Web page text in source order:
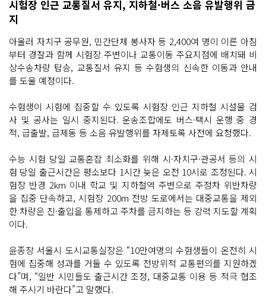
시험장 인근 교통질서 유지, 지하철·버스 소음 유발행위 금
지
아울러 자치구 공무원, 민간단체 봉사자 등 2,400여 명이 이른 아침
부터 경찰과 함께 시험장 주변이나 교통이동 주요지점에 배치돼 비
상수송차량 탑승, 교통질서 유지 등 수험생의 신속한 이동과 안내
를 도울 예정이다.
수험생이 시험에 집중할 수 있도록 시험장 인근 지하철 시설물 검
사 및 공사는 일시 중지된다. 운송조합에도 버스·택시 운행 중 경
적, 급출발, 급제동 등 소음 유발행위를 자제토록 사전에 요청했다.
수능 시험 당일 교통혼잡 최소화를 위해 시·자치구·관공서 등의 시
험 당일 출근시간은 평소보다 1시간 늦은 오전 10시로 조정된다. 시
험장 반경 2km 이내 학교 및 지하철역 주변으로 주정차 위반차량
을 집중 단속하고, 시험장 200m 전방 도로에서는 대중교통을 제외
한 차량은 진·출입을 통제하고 주차를 금지하는 등 강력 지도할 계획
이다.
윤종장 서울시 도시교통실장은 “10만여명의 수험생들이 온전히 시
험에 집중해 성과를 거둘 수 있도록 전방위적 교통편의를 지원하겠
다”며, “일반 시민들도 출근시간 조정, 대중교통 이용 등 적극 협조
해 주시기 바란다”고 말했다.